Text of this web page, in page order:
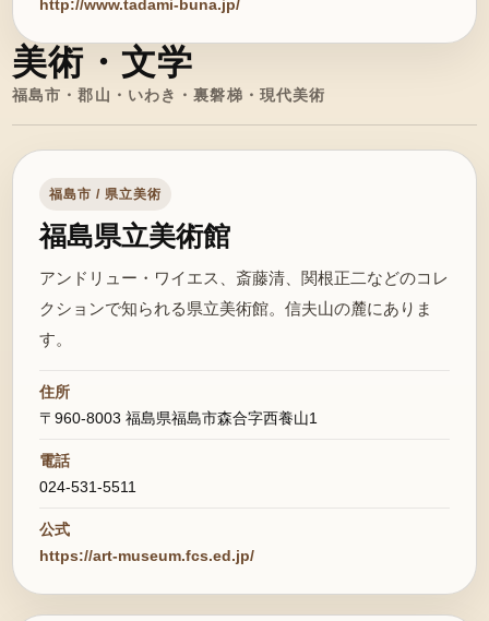
http://www.tadami-buna.jp/
美術・文学
福島市・郡山・いわき・裏磐梯・現代美術
福島市 / 県立美術
福島県立美術館
アンドリュー・ワイエス、斎藤清、関根正二などのコレ
クションで知られる県立美術館。信夫山の麓にありま
す。
住所
〒960-8003 福島県福島市森合字西養山1
電話
024-531-5511
公式
https://art-museum.fcs.ed.jp/